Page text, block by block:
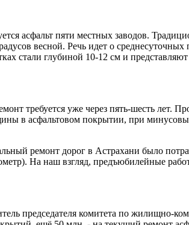
асфальт пяти местных заводов.
весной. Речь идет о
стали глубиной 10-12 см и
требуется уже через пять-шесть лет.
в асфальтовом покрытии, при
ремонт дорог в Астрахани было
На наш взгляд, предъюбилейные
председателя комитета по жилищно-